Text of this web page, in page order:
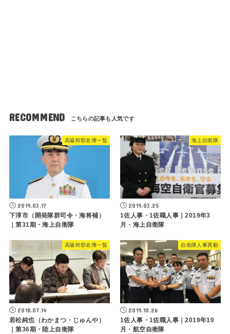
RECOMMEND
高級幹部名簿一覧
2019.03.17
下淳市（開発隊群司令・海将補）
｜第31期・海上自衛隊
海上自衛隊
2019.03.25
1佐人事・1佐職人事｜2019年3
月・海上自衛隊
高級幹部名簿一覧
2018.07.14
若松純也（わかまつ・じゅんや）
｜第36期・陸上自衛隊
自衛隊人事異動
2019.10.26
1佐人事・1佐職人事｜2019年10
月・航空自衛隊